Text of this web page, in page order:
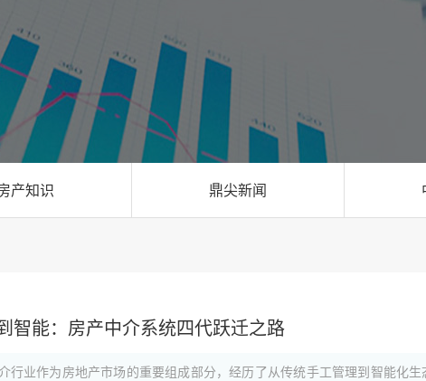
产知识 鼎尖新闻
智能：房产中介系统四代跃迁之路
行业作为房地产市场的重要组成部分，经历了从传统手工管理到智能化